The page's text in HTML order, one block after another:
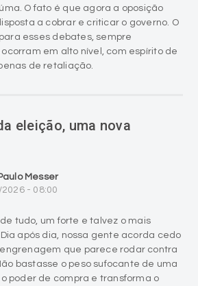
O fato é que agora a oposição
a cobrar e criticar o governo. O
esses debates, sempre
em alto nível, com espírito de
de retaliação.
eleição, uma nova
Messer
- 08:00
tudo, um forte e talvez o mais
após dia, nossa gente acorda cedo
que parece rodar contra
bastasse o peso sufocante de uma
poder de compra e transforma o